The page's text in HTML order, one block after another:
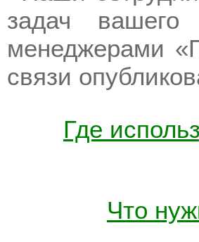
задач
менеджерами
связи
Где
Что